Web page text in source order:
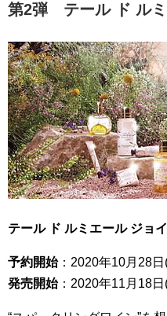
第2弾 テール ド ル
テール ド ルミエール ジョ
予約開始：2020年10月28日
発売開始：2020年11月18